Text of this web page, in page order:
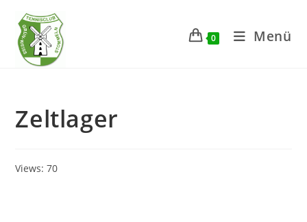
Inhalt
springen
0 Menü
Zeltlager
Views: 70